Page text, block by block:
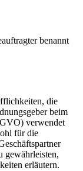
benannt
die
beim
verwendet
für die
gewährleisten,
erläutern.